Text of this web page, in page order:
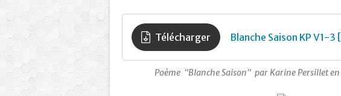
Télécharger Blanche Saison KP V1-3
Poème "Blanche Saison" par Karine Persillet